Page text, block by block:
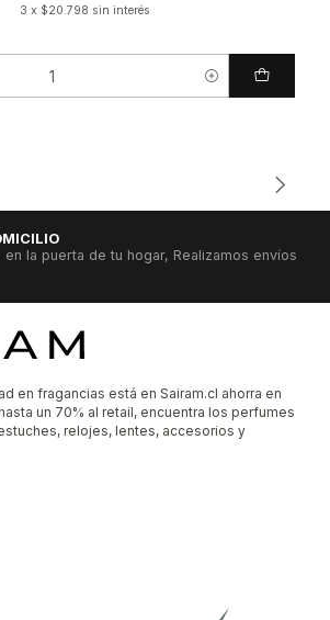
3 x $20.798 sin interés
la puerta de tu hogar, Realizamos envíos
en fragancias está en Sairam.cl ahorra en
un 70% al retail, encuentra los perfumes
relojes, lentes, accesorios y